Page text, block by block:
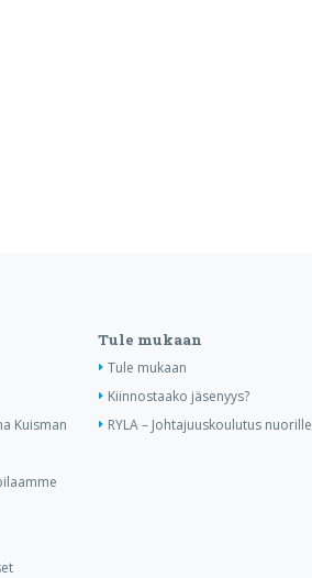
Kuisman
Tule mukaan
Tule mukaan
Kiinnostaako jäsenyys?
RYLA – Johtajuuskoulutus nuorille